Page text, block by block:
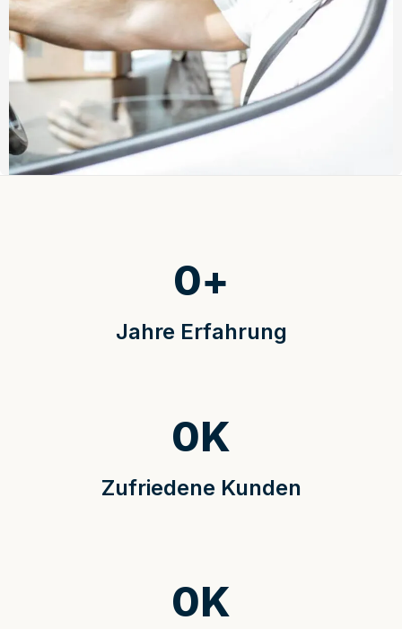
Jahre Erfahrung
0+
Zufriedene Kunden
0K
0K